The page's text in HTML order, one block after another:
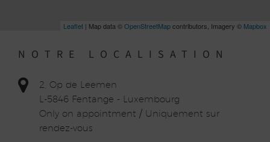
Leaflet | Map data ©OpenStreetMapcontributors, Imagery © Mapbox
NOTRE LOCALISATION
2, Op de Leemen
L-5846 Fentange - Luxembourg
Only on appointment / Uniquement sur
rendez-vous